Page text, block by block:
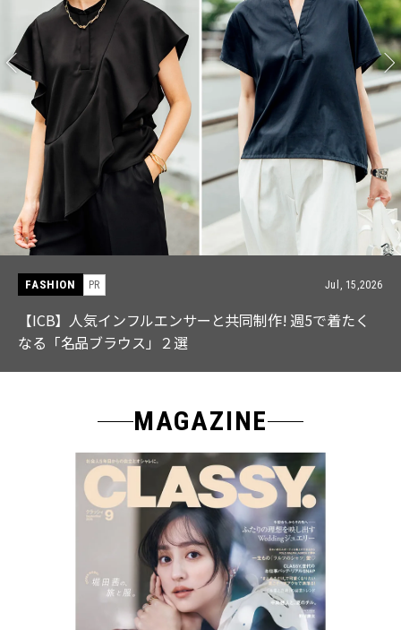
FASHION PR Jul, 15,2026
【ICB】人気インフルエンサーと共同制作! 週5で着たく
なる「名品ブラウス」２選
MAGAZINE